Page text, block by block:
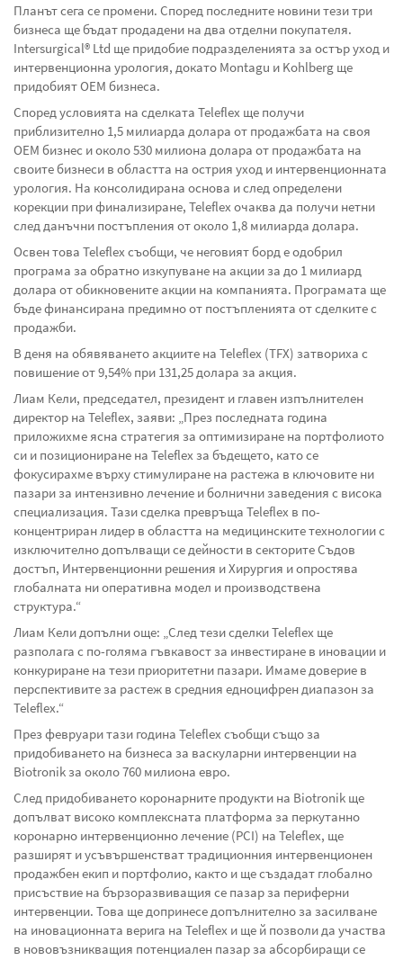
Планът сега се промени. Според последните новини тези три
бизнеса ще бъдат продадени на два отделни покупателя.
Intersurgical® Ltd ще придобие подразделенията за остър уход и
интервенционна урология, докато Montagu и Kohlberg ще
придобият OEM бизнеса.
Според условията на сделката Teleflex ще получи
приблизително 1,5 милиарда долара от продажбата на своя
OEM бизнес и около 530 милиона долара от продажбата на
своите бизнеси в областта на острия уход и интервенционната
урология. На консолидирана основа и след определени
корекции при финализиране, Teleflex очаква да получи нетни
след данъчни постъпления от около 1,8 милиарда долара.
Освен това Teleflex съобщи, че неговият борд е одобрил
програма за обратно изкупуване на акции за до 1 милиард
долара от обикновените акции на компанията. Програмата ще
бъде финансирана предимно от постъпленията от сделките с
продажби.
В деня на обявяването акциите на Teleflex (TFX) затвориха с
повишение от 9,54% при 131,25 долара за акция.
Лиам Кели, председател, президент и главен изпълнителен
директор на Teleflex, заяви: „През последната година
приложихме ясна стратегия за оптимизиране на портфолиото
си и позициониране на Teleflex за бъдещето, като се
фокусирахме върху стимулиране на растежа в ключовите ни
пазари за интензивно лечение и болнични заведения с висока
специализация. Тази сделка превръща Teleflex в по-
концентриран лидер в областта на медицинските технологии с
изключително допълващи се дейности в секторите Съдов
достъп, Интервенционни решения и Хирургия и опростява
глобалната ни оперативна модел и производствена
структура.“
Лиам Кели допълни още: „След тези сделки Teleflex ще
разполага с по-голяма гъвкавост за инвестиране в иновации и
конкуриране на тези приоритетни пазари. Имаме доверие в
перспективите за растеж в средния едноцифрен диапазон за
Teleflex.“
През февруари тази година Teleflex съобщи също за
придобиването на бизнеса за васкуларни интервенции на
Biotronik за около 760 милиона евро.
След придобиването коронарните продукти на Biotronik ще
допълват високо комплексната платформа за перкутанно
коронарно интервенционно лечение (PCI) на Teleflex, ще
разширят и усъвършенстват традиционния интервенционен
продажбен екип и портфолио, както и ще създадат глобално
присъствие на бързоразвиващия се пазар за периферни
интервенции. Това ще допринесе допълнително за засилване
на иновационната верига на Teleflex и ще й позволи да участва
в нововъзникващия потенциален пазар за абсорбиращи се